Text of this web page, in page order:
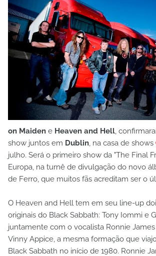
on Maiden e Heaven and Hell,
show juntos em Dublin, na casa de shows
julho. Será o primeiro show da "The Final
Europa, na turnê de divulgação do novo
de Ferro, que muitos fãs acreditam ser o
O Heaven and Hell tem em seu line-up
originais do Black Sabbath: Tony Iommi e
juntamente com o vocalista Ronnie
Vinny Appice, a mesma formação que
Black Sabbath no início de 1980. Ronnie